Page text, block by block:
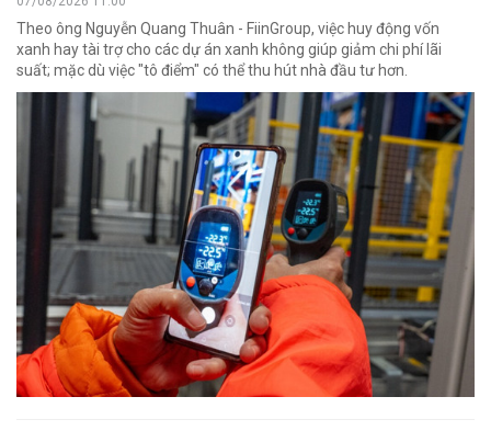
Theo ông Nguyễn Quang Thuân - FiinGroup, việc huy động vốn
xanh hay tài trợ cho các dự án xanh không giúp giảm chi phí lãi
suất; mặc dù việc "tô điểm" có thể thu hút nhà đầu tư hơn.